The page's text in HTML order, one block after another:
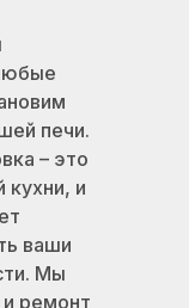
печи.
– это
и
ваши
Мы
ремонт